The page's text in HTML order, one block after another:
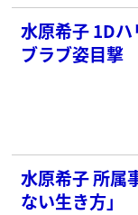
水原希子 1D
ブラブ姿目撃
水原希子 所属
ない生き方」